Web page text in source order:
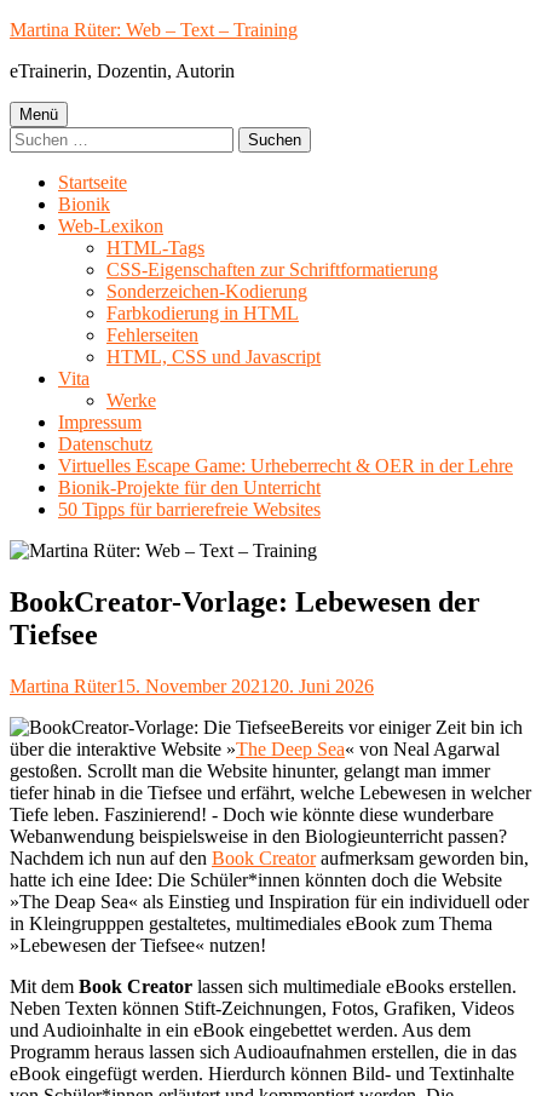
Springe
Inhalt
Martina Rüter: Web – Text – Training
eTrainerin, Dozentin, Autorin
Primäres
Menü
Menü
Suchen
nach:
Startseite
Bionik
Web-Lexikon
HTML-Tags
CSS-Eigenschaften zur Schriftformatierung
Sonderzeichen-Kodierung
Farbkodierung in HTML
Fehlerseiten
HTML, CSS und Javascript
Vita
Werke
Impressum
Datenschutz
Virtuelles Escape Game: Urheberrecht & OER in der Lehre
Bionik-Projekte für den Unterricht
50 Tipps für barrierefreie Websites
BookCreator-Vorlage: Lebewesen der
Tiefsee
Autor
Martina RüterVeröffentlicht
15. November 2021 20. Juni 2026
Bereits vor einiger Zeit bin ich
über die interaktive Website »The Deep Sea« von Neal Agarwal
gestoßen. Scrollt man die Website hinunter, gelangt man immer
tiefer hinab in die Tiefsee und erfährt, welche Lebewesen in welcher
Tiefe leben. Faszinierend! - Doch wie könnte diese wunderbare
Webanwendung beispielsweise in den Biologieunterricht passen?
Nachdem ich nun auf den Book Creatoraufmerksam geworden bin,
hatte ich eine Idee: Die Schüler*innen könnten doch die Website
»The Deap Sea« als Einstieg und Inspiration für ein individuell oder
in Kleingrupppen gestaltetes, multimediales eBook zum Thema
»Lebewesen der Tiefsee« nutzen!
Mit dem Book Creator lassen sich multimediale eBooks erstellen.
Neben Texten können Stift-Zeichnungen, Fotos, Grafiken, Videos
und Audioinhalte in ein eBook eingebettet werden. Aus dem
Programm heraus lassen sich Audioaufnahmen erstellen, die in das
eBook eingefügt werden. Hierdurch können Bild- und Textinhalte